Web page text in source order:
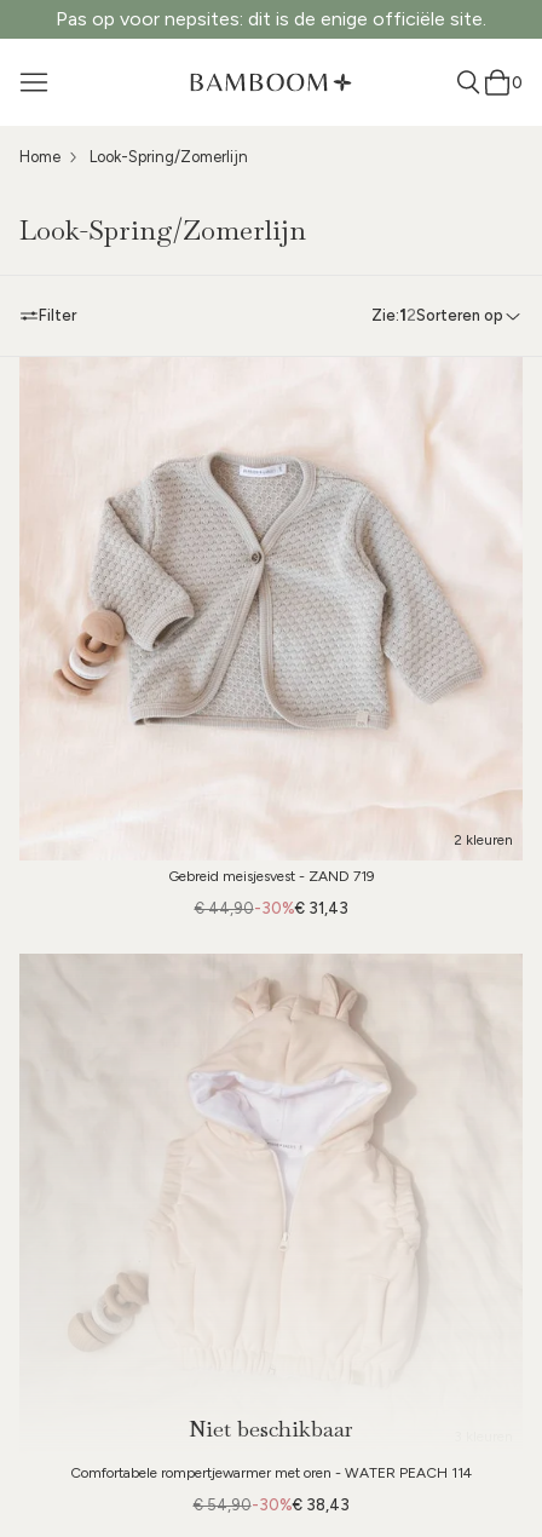
Pas op voor nepsites: dit is de enige officiële site.
0
Home Look-Spring/Zomerlijn
Look-Spring/Zomerlijn
Filter Zie:1 2Sorteren op
2 kleuren
Gebreid meisjesvest - ZAND 719
-30%
€ 44,90 € 31,43
Niet beschikbaar
Comfortabele rompertjewarmer met oren - WATER PEACH 114
-30%
€ 54,90 € 38,43